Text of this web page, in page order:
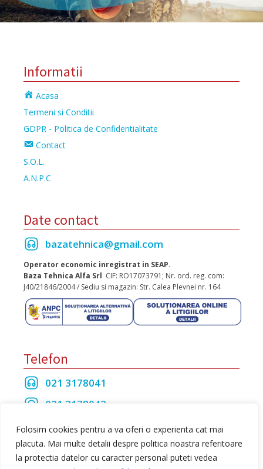
Folosim cookies pentru a va oferi o experienta cat mai
placuta. Mai multe detalii despre politica noastra referitoare
la protectia datelor cu caracter personal puteti vedea
Informatii
Acasa
Termeni si Conditii
GDPR - Politica de Confidentialitate
Contact
S.O.L.
A.N.P.C
Date contact
bazatehnica@gmail.com
Operator economic inregistrat in SEAP.
Baza Tehnica Alfa Srl CIF: RO17073791; Nr. ord. reg. com:
J40/21846/2004 / Sediu si magazin: Str. Calea Plevnei nr. 164
Telefon
021 3178041
021 3178042
021 3175208
Toate drepturile rezervate Baza Tehnica Alfa S.R.L